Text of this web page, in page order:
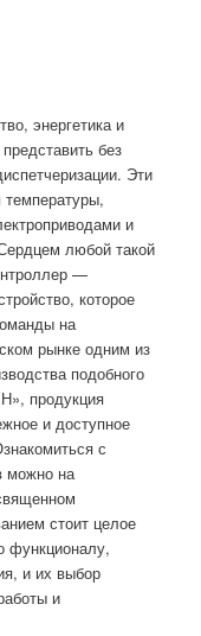
энергетика и
без
Эти
температуры,
и
любой такой
—
которое
на
рынке одним из
подобного
продукция
и доступное
с
можно на
стоит целое
функционалу,
и их выбор
и